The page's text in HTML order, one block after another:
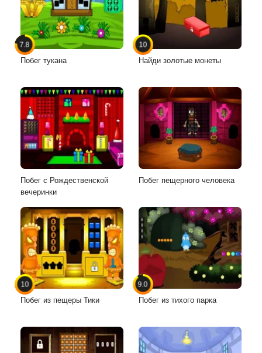
7.8
Побег тукана
10
Найди золотые монеты
Побег с Рождественской
вечеринки
Побег пещерного человека
10
Побег из пещеры Тики
9.0
Побег из тихого парка